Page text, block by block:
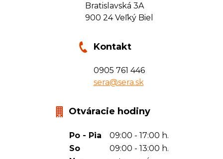
Bratislavská 3A
900 24 Veľký Biel
Kontakt
0905 761 446
sera@sera.sk
Otváracie hodiny
Po - Pia
09:00 - 17:00 h.
So
09:00 - 13:00 h.